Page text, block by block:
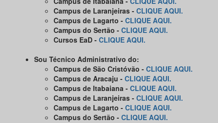
Campus de Laranjeiras - CLIQUE AQUI.
Campus de Lagarto - CLIQUE AQUI.
Campus do Sertão - CLIQUE AQUI.
Cursos EaD - CLIQUE AQUI.
Sou Técnico Administrativo do:
Campus de São Cristóvão - CLIQUE AQUI.
Campus de Aracaju - CLIQUE AQUI.
Campus de Itabaiana - CLIQUE AQUI.
Campus de Laranjeiras - CLIQUE AQUI.
Campus de Lagarto - CLIQUE AQUI.
Campus do Sertão - CLIQUE AQUI.